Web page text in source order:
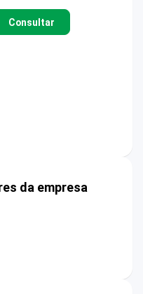
Consultar
da empresa